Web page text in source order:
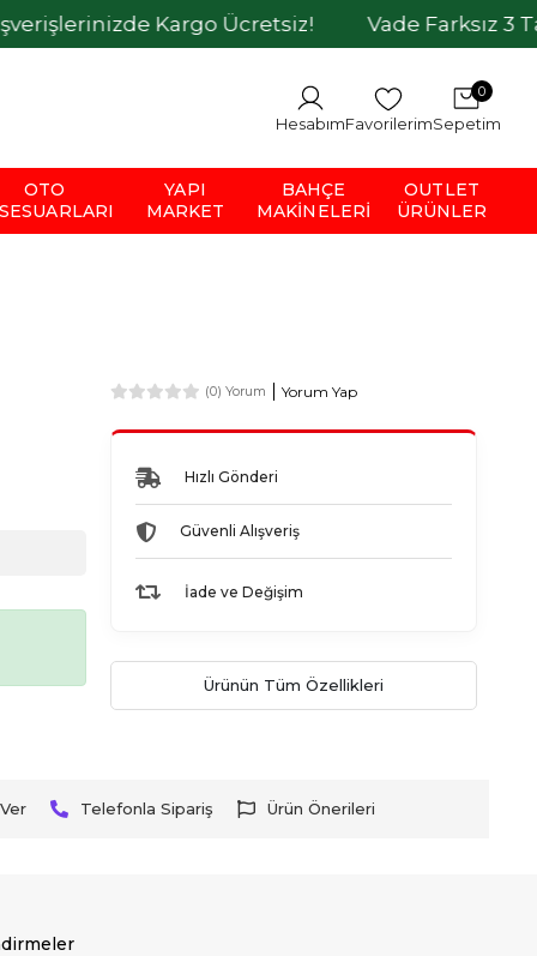
Kargo Ücretsiz! Vade Farksız 3 Taksit
HesabımFavorilerim
0
Sepetim
OTO
YAPI
MARKET
BAHÇE
MAKINELERI
OUTLET
ÜRÜNLER
(0) Yorum Yorum Yap
Hızlı Gönderi
Güvenli Alışveriş
İade ve Değişim
Ürünün Tüm Özellikleri
Telefonla Sipariş Ürün Önerileri